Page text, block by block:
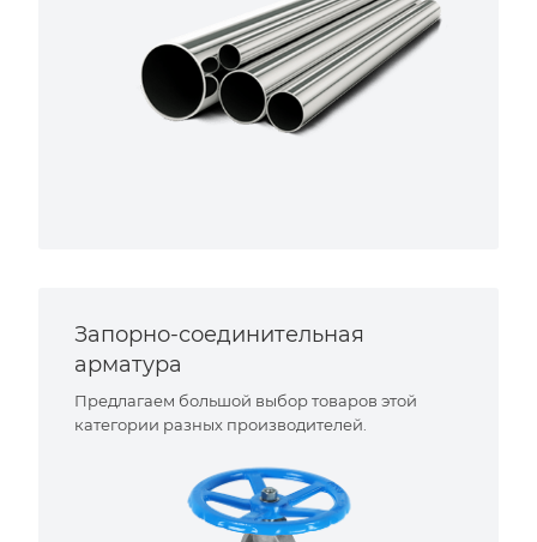
Запорно-соединительная
арматура
Предлагаем большой выбор товаров этой
категории разных производителей.